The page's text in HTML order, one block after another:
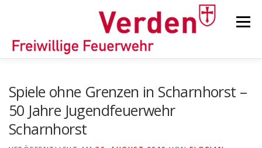
Menü
ORTSFEUERWEHREN
Spiele ohne Grenzen in Scharnhorst –
50 Jahre Jugendfeuerwehr
Scharnhorst